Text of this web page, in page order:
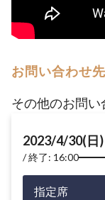
お問い合わせ先
その他のお問い
2023/4/30(日)
終了: 16:00
指定席